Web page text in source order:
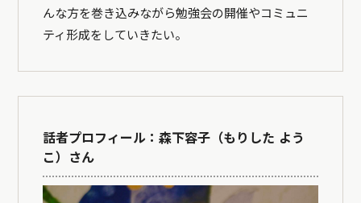
んな方を巻き込みながら勉強会の開催やコミュニ
ティ形成をしていきたい。
話者プロフィール：森下容子（もりした よう
こ）さん